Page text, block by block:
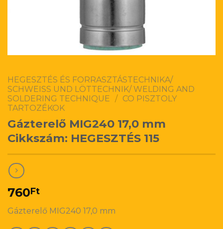
HEGESZTÉS ÉS FORRASZTÁSTECHNIKA/
SCHWEISS UND LÖTTECHNIK/ WELDING AND
SOLDERING TECHNIQUE / CO PISZTOLY
TARTOZÉKOK
Gázterelő MIG240 17,0 mm
Cikkszám: HEGESZTÉS 115
760Ft
Gázterelő MIG240 17,0 mm